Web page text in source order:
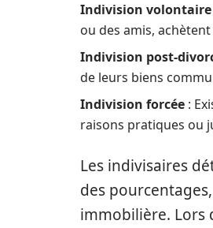
Indivision volontaire
ou des amis,
Indivision post-
de leurs biens
Indivision forcée :
raisons pratiques ou
Les indivisaires
des
immobilière. Lors